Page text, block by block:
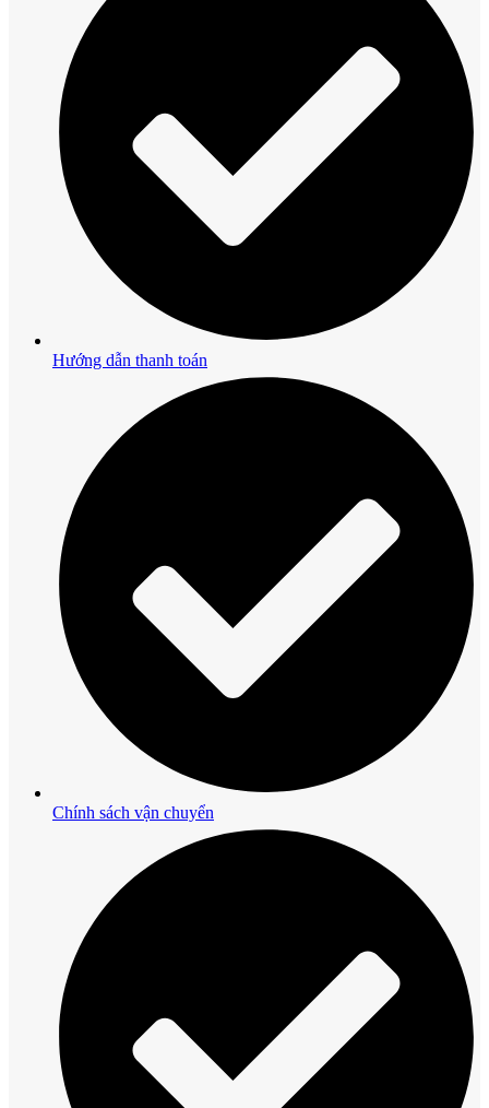
Hướng dẫn thanh toán
Chính sách vận chuyển